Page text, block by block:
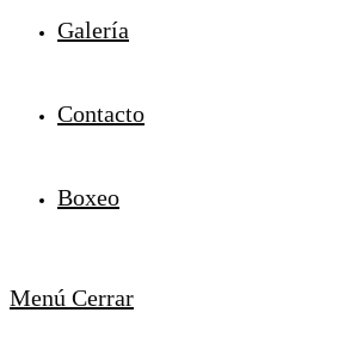
Galería
Contacto
Boxeo
Menú Cerrar